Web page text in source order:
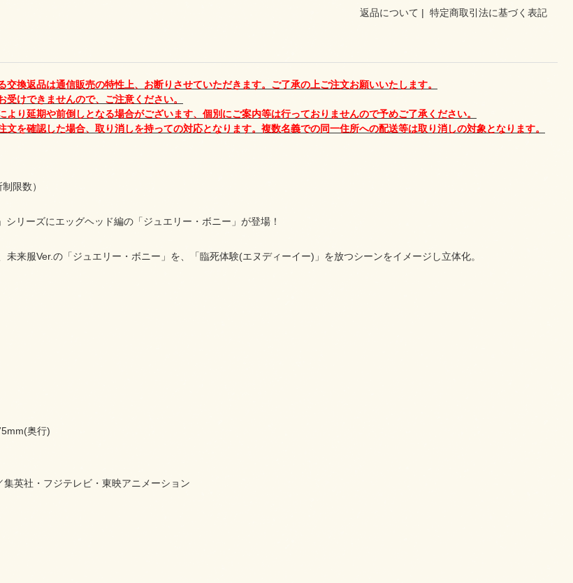
返品について | 特定商取引法に基づく表記
換返品は通信販売の特性上、お断りさせていただきます。ご了承の上ご注文お願いいたします。
けできませんので、ご注意ください。
り延期や前倒しとなる場合がございます、個別にご案内等は行っておりませんので予めご了承ください。
を確認した場合、取り消しを持っての対応となります。複数名義での同一住所への配送等は取り消しの対象となります。
限数）
シリーズにエッグヘッド編の「ジュエリー・ボニー」が登場！
未来服Ver.の「ジュエリー・ボニー」を、「臨死体験(エヌディーイー)」を放つシーンをイメージし立体化。
奥行)
英社・フジテレビ・東映アニメーション